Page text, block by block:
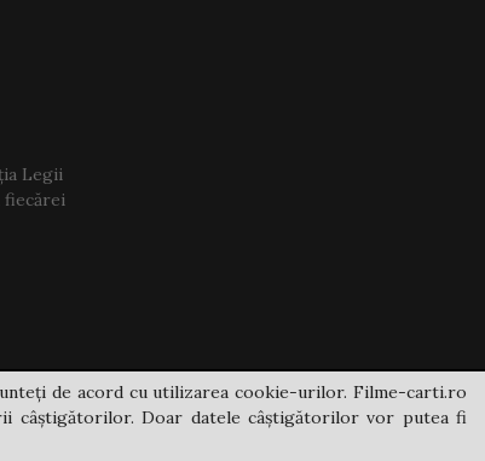
Legii
fiecărei
de acord cu utilizarea cookie-urilor. Filme-carti.ro
câștigătorilor. Doar datele câștigătorilor vor putea fi